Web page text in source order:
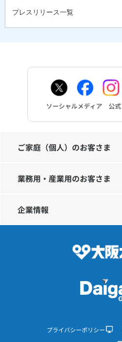
プレスリリース一覧
ご家庭（個人）のお客さま
業務用・産業用のお客さま
企業情報
プライバシーポリシー